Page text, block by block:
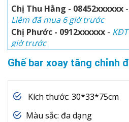
Chị Thu Hằng - 08452xxxxxx -
Liêm đã mua 6 giờ trước
Chị Phước - 0912xxxxxx -
giờ trước
Anh Hòa
Số 3, Trịnh Văn Bô
Chị Thu Thủy - 0945xxxxxx -
phút trước
Ghế bar xoay tăng chỉnh
Kích thước: 30*33*75cm
Màu sắc: đa dạng